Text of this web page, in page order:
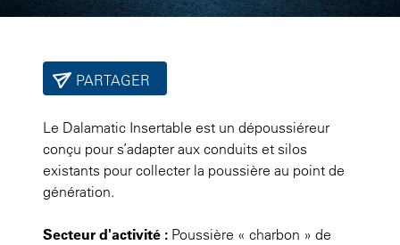
PARTAGER
Le Dalamatic Insertable est un dépoussiéreur
conçu pour s’adapter aux conduits et silos
existants pour collecter la poussière au point de
génération.
Secteur d'activité : Poussière « charbon » de